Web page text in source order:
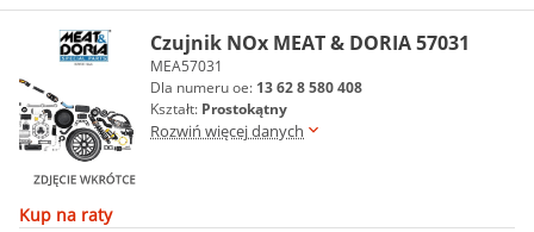
Czujnik NOx MEAT & DORIA 57031
MEA57031
Dla numeru oe: 13 62 8 580 408
Kształt: Prostokątny
Rozwiń więcej danych
Kup na raty